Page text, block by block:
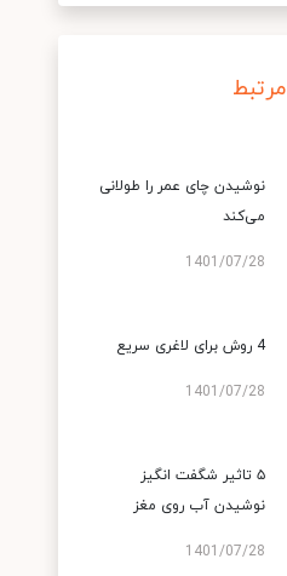
مرتبط
نوشیدن چای عمر را طولانی
می‌کند
1401/07/28
4 روش برای لاغری سریع
1401/07/28
۵ تاثیر شگفت انگیز
نوشیدن آب روی مغز
1401/07/28